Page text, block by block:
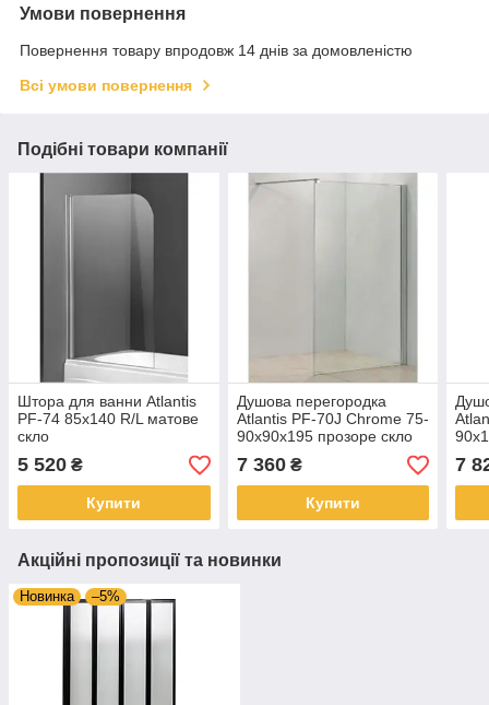
Умови повернення
Повернення товару впродовж 14 днів за домовленістю
Всі умови повернення
Подібні товари компанії
Штора для ванни Atlantis
PF-74 85х140 R/L матове
скло
5 520 ₴
Купити
Душова перегородка
Atlantis PF-70J Chrome 75-
90x90х195 прозоре скло
7 360₴
Купити
7
Акційні пропозиції та новинки
Новинка –5%